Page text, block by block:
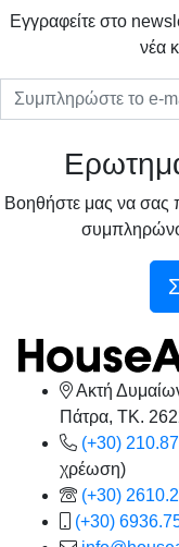
Eγγραφείτε στο
νέα
Βοηθήστε μας να σας
Ακτή
Πάτρα, TK.
(+30)
χρέωση)
(+30)
(+30)